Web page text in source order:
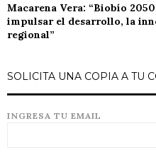
Macarena Vera: “Biobío
impulsar el desarrollo, la
regional”
SOLICITA UNA COPIA A TU
INGRESA TU EMAIL